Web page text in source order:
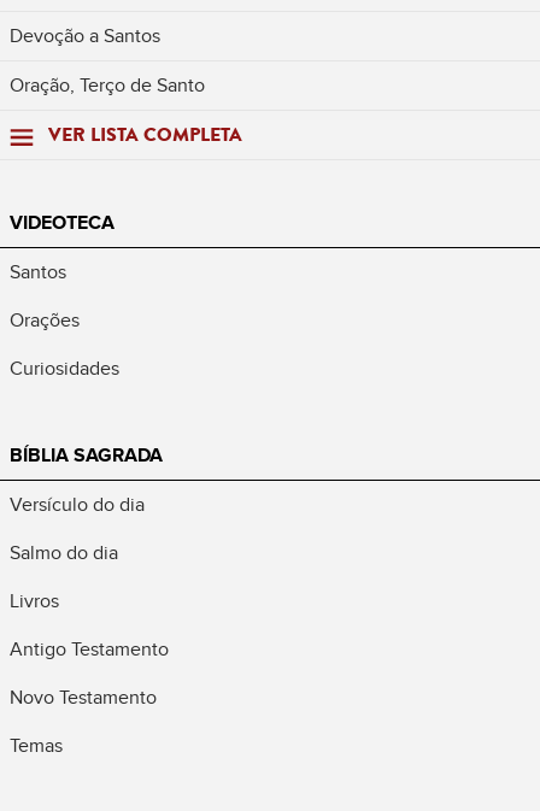
Devoção a Santos
Oração, Terço de Santo
VER LISTA COMPLETA
VIDEOTECA
Santos
Orações
Curiosidades
BÍBLIA SAGRADA
Versículo do dia
Salmo do dia
Livros
Antigo Testamento
Novo Testamento
Temas